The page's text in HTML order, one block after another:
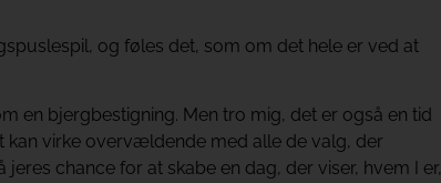
og føles det, som om det hele er ved at
en bjergbestigning. Men tro mig, det er også en tid
virke overvældende med alle de valg, der
chance for at skabe en dag, der viser, hvem I er,